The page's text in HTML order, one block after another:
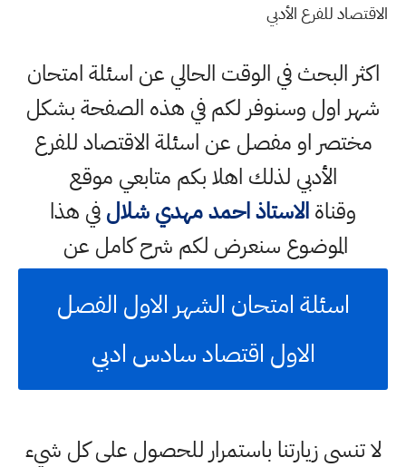
الاقتصاد للفرع الأدبي
اكثر البحث في الوقت الحالي عن اسئلة امتحان
شهر اول وسنوفر لكم في هذه الصفحة بشكل
مختصر او مفصل عن اسئلة الاقتصاد للفرع
الأدبي لذلك اهلا بكم متابعي موقع
وقناةالاستاذ احمد مهدي شلالفي هذا
الموضوع سنعرض لكم شرح كامل عن
اسئلة امتحان الشهر الاول الفصل
الاول اقتصاد سادس ادبي
لا تنسى زيارتنا باستمرار للحصول على كل شيء